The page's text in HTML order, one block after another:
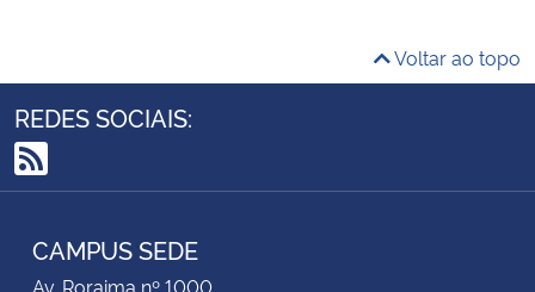
Voltar ao topo
REDES SOCIAIS:
RSS
CAMPUS SEDE
Av. Roraima nº 1000